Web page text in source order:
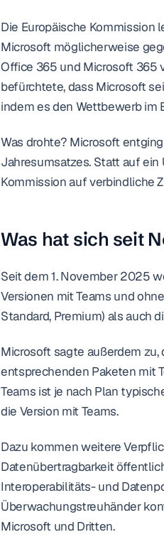
Die Europäische Kommission
Microsoft möglicherweise
Office 365 und Microsoft 365
befürchtete, dass Microsoft
indem es den Wettbewerb im
Was drohte? Microsoft
Jahresumsatzes. Statt auf
Kommission auf verbindliche
Was hat sich seit
Seit dem 1. November 2025
Versionen mit Teams und
Standard, Premium) als auch
Microsoft sagte außerdem
entsprechenden Paketen mit
Teams ist je nach Plan
die Version mit Teams.
Dazu kommen weitere
Datenübertragbarkeit
Interoperabilitäts- und
Überwachungstreuhänder
Microsoft und Dritten.